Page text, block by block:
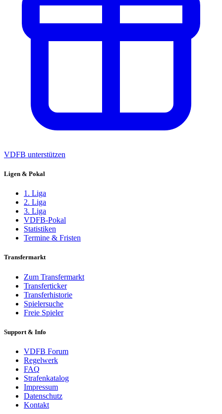
VDFB unterstützen
Ligen & Pokal
1. Liga
2. Liga
3. Liga
VDFB-Pokal
Statistiken
Termine & Fristen
Transfermarkt
Zum Transfermarkt
Transferticker
Transferhistorie
Spielersuche
Freie Spieler
Support & Info
VDFB Forum
Regelwerk
FAQ
Strafenkatalog
Impressum
Datenschutz
Kontakt